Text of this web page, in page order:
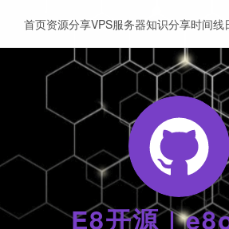
E8开源 |
首页资源分享VPS服务器知识分享时间线